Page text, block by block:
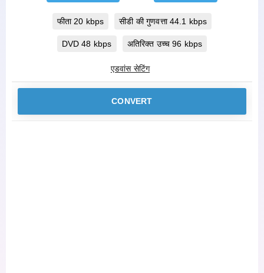
फीता 20 kbps सीडी की गुणवत्ता 44.1 kbps
DVD 48 kbps अतिरिक्त उच्च 96 kbps
एडवांस सेटिंग
CONVERT